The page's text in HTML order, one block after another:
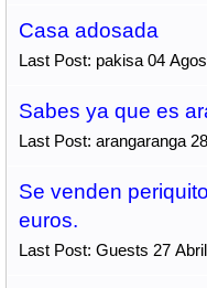
Casa adosada
Last Post: pakisa 04
Sabes ya que es
Last Post: arangaranga
Se venden
euros.
Last Post: Guests 27